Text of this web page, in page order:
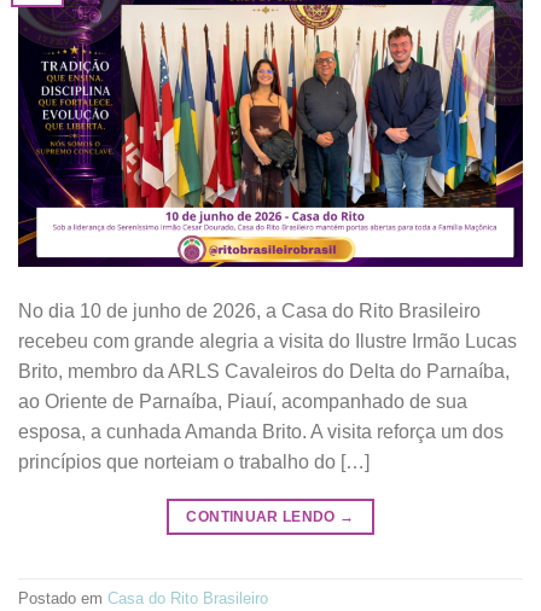
No dia 10 de junho de 2026, a Casa do Rito Brasileiro
recebeu com grande alegria a visita do Ilustre Irmão Lucas
Brito, membro da ARLS Cavaleiros do Delta do Parnaíba,
ao Oriente de Parnaíba, Piauí, acompanhado de sua
esposa, a cunhada Amanda Brito. A visita reforça um dos
princípios que norteiam o trabalho do […]
CONTINUAR LENDO →
Postado em Casa do Rito Brasileiro